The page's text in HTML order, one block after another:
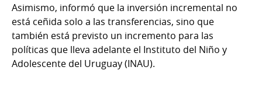
Asimismo, informó que la inversión incremental no
está ceñida solo a las transferencias, sino que
también está previsto un incremento para las
políticas que lleva adelante el Instituto del Niño y
Adolescente del Uruguay (INAU).